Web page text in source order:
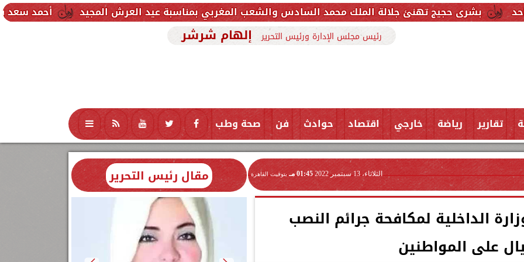
أحمد سعد يطلق «الألبوم تهنئ جلالة الملك محمد السادس والشعب المغربي بمناسبة عيد العرش المجيد
رئيس مجلس الإدارة ورئيس التحرير إلهام شرشر
تقارير رياضة خارجي اقتصاد حوادث فن صحة وطب تكنولوجيا منوعات محافظات
الثلاثاء، 13 سبتمبر 2022 01:45 مـ بتوقيت القاهرة
الداخلية لمكافحة جرائم النصب
على المواطنين
مقال رئيس التحرير